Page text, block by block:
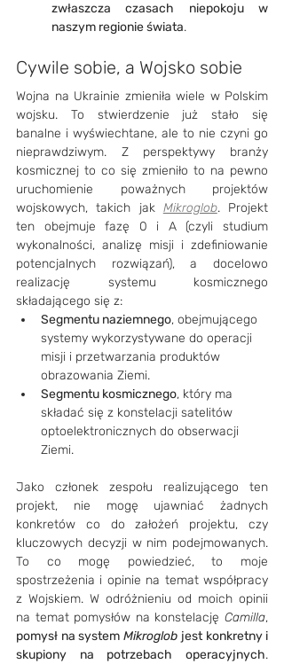
zwłaszcza czasach niepokoju w
naszym regionie świata.
Cywile sobie, a Wojsko sobie
Wojna na Ukrainie zmieniła wiele w Polskim
wojsku. To stwierdzenie już stało się
banalne i wyświechtane, ale to nie czyni go
nieprawdziwym. Z perspektywy branży
kosmicznej to co się zmieniło to na pewno
uruchomienie poważnych projektów
wojskowych, takich jak Mikroglob. Projekt
ten obejmuje fazę 0 i A (czyli studium
wykonalności, analizę misji i zdefiniowanie
potencjalnych rozwiązań), a docelowo
realizację systemu kosmicznego
składającego się z:
Segmentu naziemnego, obejmującego
systemy wykorzystywane do operacji
misji i przetwarzania produktów
obrazowania Ziemi.
Segmentu kosmicznego, który ma
składać się z konstelacji satelitów
optoelektronicznych do obserwacji
Ziemi.
Jako członek zespołu realizującego ten
projekt, nie mogę ujawniać żadnych
konkretów co do założeń projektu, czy
kluczowych decyzji w nim podejmowanych.
To co mogę powiedzieć, to moje
spostrzeżenia i opinie na temat współpracy
z Wojskiem. W odróżnieniu od moich opinii
na temat pomysłów na konstelację Camilla
pomysł na system Mikroglob jest konkretny i
skupiony na potrzebach operacyjnych.